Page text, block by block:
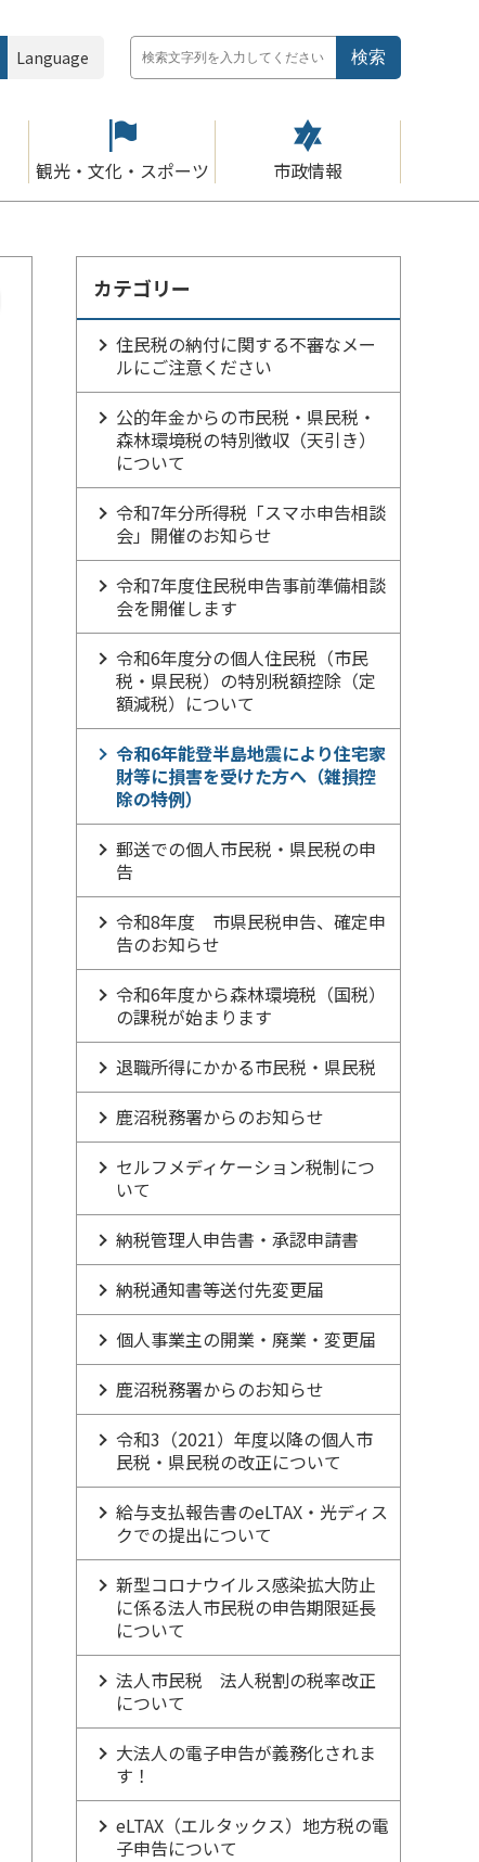
Language
観光・文化・スポーツ 市政情報
カテゴリー
住民税の納付に関する不審なメー
ルにご注意ください
公的年金からの市民税・県民税・
森林環境税の特別徴収（天引き）
について
令和7年分所得税「スマホ申告相談
会」開催のお知らせ
令和7年度住民税申告事前準備相談
会を開催します
令和6年度分の個人住民税（市民
税・県民税）の特別税額控除（定
額減税）について
令和6年能登半島地震により住宅家
財等に損害を受けた方へ（雑損控
除の特例）
郵送での個人市民税・県民税の申
告
令和8年度 市県民税申告、確定申
告のお知らせ
令和6年度から森林環境税（国税）
の課税が始まります
退職所得にかかる市民税・県民税
鹿沼税務署からのお知らせ
セルフメディケーション税制につ
いて
納税管理人申告書・承認申請書
納税通知書等送付先変更届
個人事業主の開業・廃業・変更届
鹿沼税務署からのお知らせ
令和3（2021）年度以降の個人市
民税・県民税の改正について
給与支払報告書のeLTAX・光ディス
クでの提出について
新型コロナウイルス感染拡大防止
に係る法人市民税の申告期限延長
について
法人市民税 法人税割の税率改正
について
大法人の電子申告が義務化されま
す！
eLTAX（エルタックス）地方税の電
子申告について